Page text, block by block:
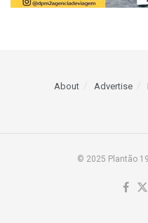
About Advertise
© 2025 Plantão